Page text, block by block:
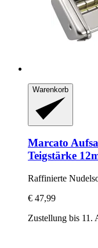
Warenkorb
Marcato
Teigstärke
Raffinierte
€ 47,99
Zustellung bis 11.